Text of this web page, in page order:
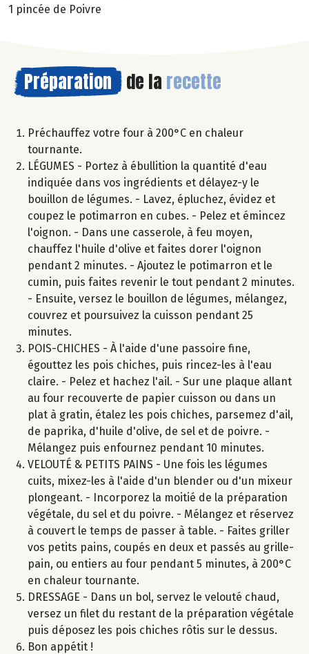
1 pincée de Poivre
Préparation de la recette
Préchauffez votre four à 200°C en chaleur
tournante.
LÉGUMES - Portez à ébullition la quantité d'eau
indiquée dans vos ingrédients et délayez-y le
bouillon de légumes. - Lavez, épluchez, évidez et
coupez le potimarron en cubes. - Pelez et émincez
l'oignon. - Dans une casserole, à feu moyen,
chauffez l'huile d'olive et faites dorer l'oignon
pendant 2 minutes. - Ajoutez le potimarron et le
cumin, puis faites revenir le tout pendant 2 minutes.
- Ensuite, versez le bouillon de légumes, mélangez,
couvrez et poursuivez la cuisson pendant 25
minutes.
POIS-CHICHES - À l'aide d'une passoire fine,
égouttez les pois chiches, puis rincez-les à l'eau
claire. - Pelez et hachez l'ail. - Sur une plaque allant
au four recouverte de papier cuisson ou dans un
plat à gratin, étalez les pois chiches, parsemez d'ail,
de paprika, d'huile d'olive, de sel et de poivre. -
Mélangez puis enfournez pendant 10 minutes.
VELOUTÉ & PETITS PAINS - Une fois les légumes
cuits, mixez-les à l'aide d'un blender ou d'un mixeur
plongeant. - Incorporez la moitié de la préparation
végétale, du sel et du poivre. - Mélangez et réservez
à couvert le temps de passer à table. - Faites griller
vos petits pains, coupés en deux et passés au grille-
pain, ou entiers au four pendant 5 minutes, à 200°C
en chaleur tournante.
DRESSAGE - Dans un bol, servez le velouté chaud,
versez un filet du restant de la préparation végétale
puis déposez les pois chiches rôtis sur le dessus.
Bon appétit !